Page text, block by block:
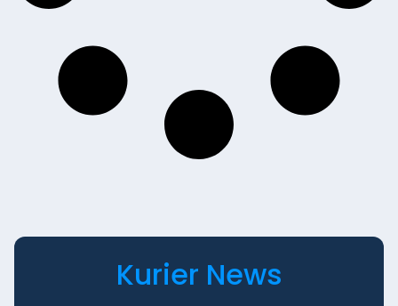
Kurier News